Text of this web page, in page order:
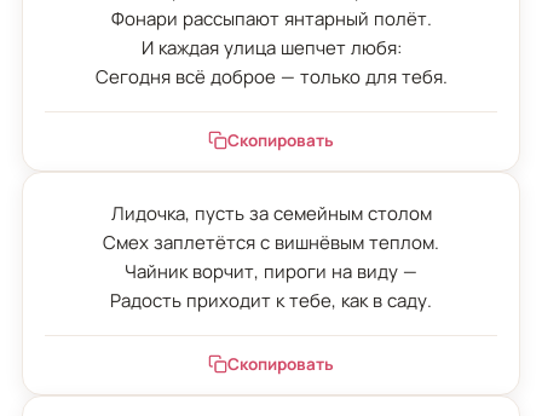
Фонари рассыпают янтарный полёт.
И каждая улица шепчет любя:
Сегодня всё доброе — только для тебя.
Скопировать
Лидочка, пусть за семейным столом
Смех заплетётся с вишнёвым теплом.
Чайник ворчит, пироги на виду —
Радость приходит к тебе, как в саду.
Скопировать